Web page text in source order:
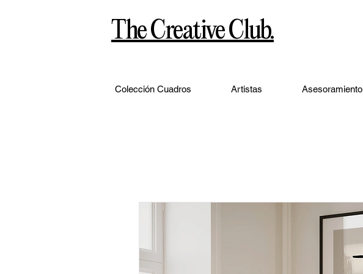
The Creative Club.
Colección Cuadros Artistas Asesoramiento